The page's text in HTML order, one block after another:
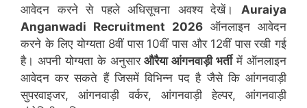
आवेदन करने से पहले अधिसूचना अवश्य देखें। Auraiya
Anganwadi Recruitment 2026 ऑनलाइन आवेदन
करने के लिए योग्यता 8वीं पास 10वीं पास और 12वीं पास रखी गई
है। अपनी योग्यता के अनुसारऔरैयाआंगनवाड़ी भर्तीमें ऑनलाइन
आवेदन कर सकते हैं जिसमें विभिन्न पद है जैसे कि आंगनवाड़ी
सुपरवाइजर, आंगनवाड़ी वर्कर, आंगनवाड़ी हेल्पर, आंगनवाड़ी